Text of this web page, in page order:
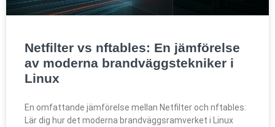
Netfilter vs nftables: En jämförelse
av moderna brandväggstekniker i
Linux
En omfattande jämförelse mellan Netfilter och nftables:
Lär dig hur det moderna brandväggsramverket i Linux